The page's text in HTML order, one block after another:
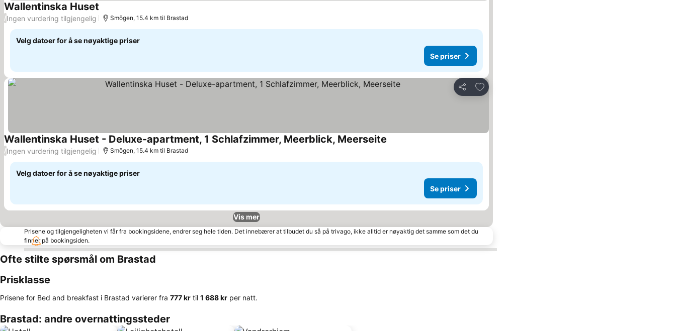
Wallentinska Huset
/Ingen vurdering tilgjengelig Smögen, 15.4 km til Brastad
Velg datoer for å se nøyaktige priser
Se priser
Del
Legg til i favoritter
Wallentinska Huset - Deluxe-apartment, 1 Schlafzimmer, Meerblick, Meerseite
/Ingen vurdering tilgjengelig Smögen, 15.4 km til Brastad
Velg datoer for å se nøyaktige priser
Se priser
Vis mer
Prisene og tilgjengeligheten vi får fra bookingsidene, endrer seg hele tiden. Det innebærer at tilbudet du så på trivago, ikke alltid er nøyaktig det samme som det du
finner på bookingsiden.
Ofte stilte spørsmål om Brastad
Prisklasse
Prisene for Bed and breakfast i Brastad varierer fra ‎777 kr til ‎1 688 kr per natt.
Brastad: andre overnattingssteder